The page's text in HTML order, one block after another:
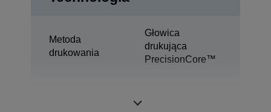
Metoda
drukowania
Głowica
drukująca
PrecisionCore™